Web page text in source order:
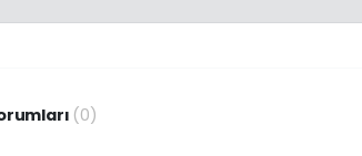
(0)